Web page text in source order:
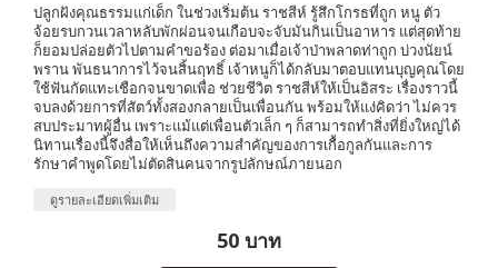
ปลูกฝังคุณธรรมแก่เด็ก ในช่วงเริ่มต้น ราชสีห์ รู้สึกโกรธที่ถูก หนู ตัว
จ้อยรบกวนเวลาหลับพักผ่อนจนเกือบจะจับมันกินเป็นอาหาร แต่สุดท้าย
ก็ยอมปล่อยตัวไปตามคำขอร้อง ต่อมาเมื่อเจ้าป่าพลาดท่าถูก บ่วงนัยน์
พราน พันธนาการไว้จนสิ้นฤทธิ์ เจ้าหนูก็ได้กลับมาตอบแทนบุญคุณโดย
ใช้ฟันกัดแทะเชือกจนขาดเพื่อ ช่วยชีวิต ราชสีห์ให้เป็นอิสระ เรื่องราวนี้
จบลงด้วยการที่สัตว์ทั้งสองกลายเป็นเพื่อนกัน พร้อมให้แง่คิดว่า ไม่ควร
สบประมาทผู้อื่น เพราะแม้แต่เพื่อนตัวเล็ก ๆ ก็สามารถทำสิ่งที่ยิ่งใหญ่ได้
นิทานเรื่องนี้จึงสื่อให้เห็นถึงความสำคัญของการเกื้อกูลกันและการ
รักษาคำพูดโดยไม่ตัดสินคนจากรูปลักษณ์ภายนอก
ดูรายละเอียดเพิ่มเติม
50 บาท